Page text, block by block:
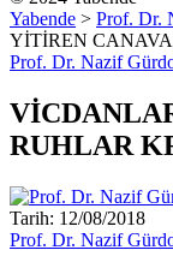
Yabende > Prof. Dr.
YİTİREN
Prof. Dr. Nazif
RUHLAR
Tarih: 12/08/2018
Prof. Dr. Nazif